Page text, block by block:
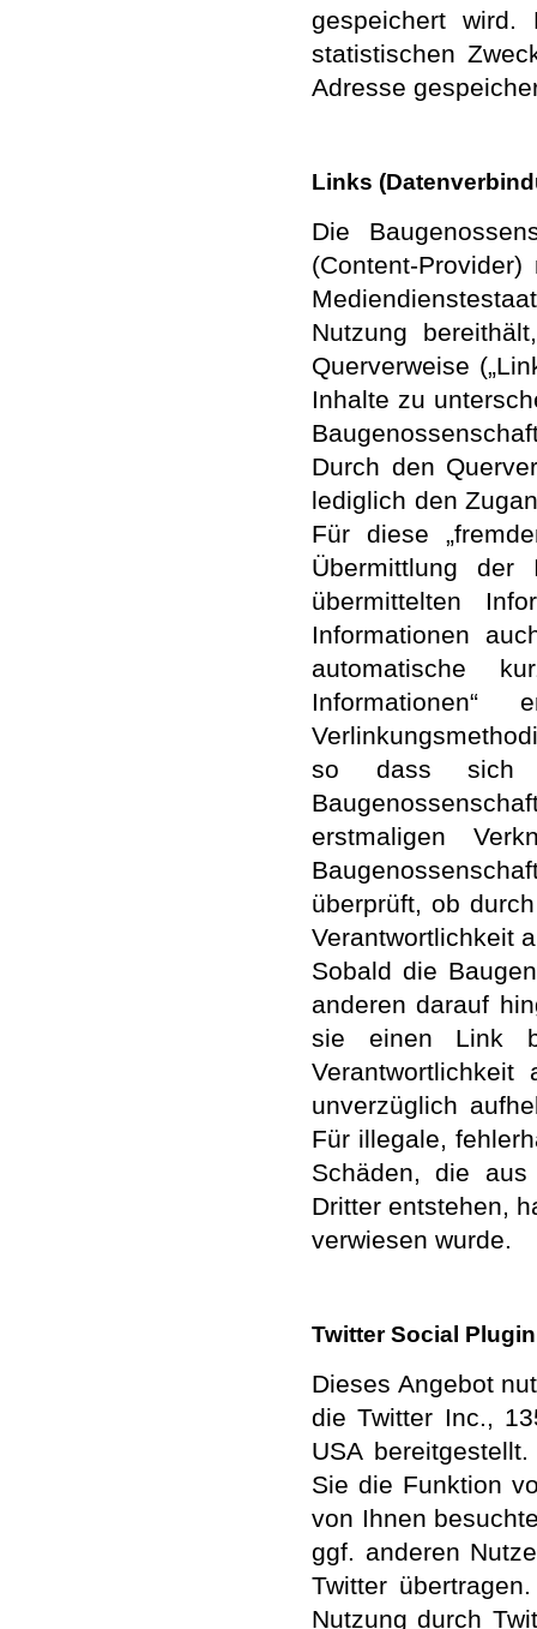
gespeichert
statistischen
Adresse
Links
Die
(Content-
Nutzung
Querverweise
Inhalte zu
Durch den
lediglich den
Für diese
Übermittlung der
übermittelten
Informationen
automatische
so dass sich
erstmaligen
überprüft, ob
Verantwortlichkeit
Sobald die
anderen darauf
sie einen Link
unverzüglich
Für illegale,
Schäden, die
Dritter entstehen,
verwiesen wurde.
Twitter Social Plugin
Dieses Angebot
die Twitter Inc.,
USA
Sie die Funktion
von Ihnen
ggf. anderen
Twitter
Nutzung durch